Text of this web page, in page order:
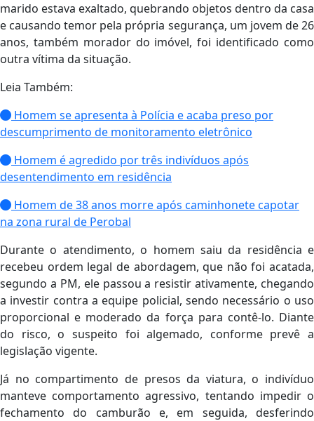
marido estava exaltado, quebrando objetos dentro da casa
e causando temor pela própria segurança, um jovem de 26
anos, também morador do imóvel, foi identificado como
outra vítima da situação.
Leia Também:
Homem se apresenta à Polícia e acaba preso por
descumprimento de monitoramento eletrônico
Homem é agredido por três indivíduos após
desentendimento em residência
Homem de 38 anos morre após caminhonete capotar
na zona rural de Perobal
Durante o atendimento, o homem saiu da residência e
recebeu ordem legal de abordagem, que não foi acatada,
segundo a PM, ele passou a resistir ativamente, chegando
a investir contra a equipe policial, sendo necessário o uso
proporcional e moderado da força para contê-lo. Diante
do risco, o suspeito foi algemado, conforme prevê a
legislação vigente.
Já no compartimento de presos da viatura, o indivíduo
manteve comportamento agressivo, tentando impedir o
fechamento do camburão e, em seguida, desferindo